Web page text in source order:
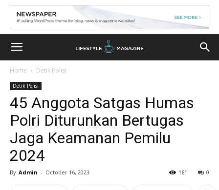
Home Detik Polisi
Detik Polisi
45 Anggota Satgas Humas
Polri Diturunkan Bertugas
Jaga Keamanan Pemilu
2024
By Admin - October 16, 2023 0
161